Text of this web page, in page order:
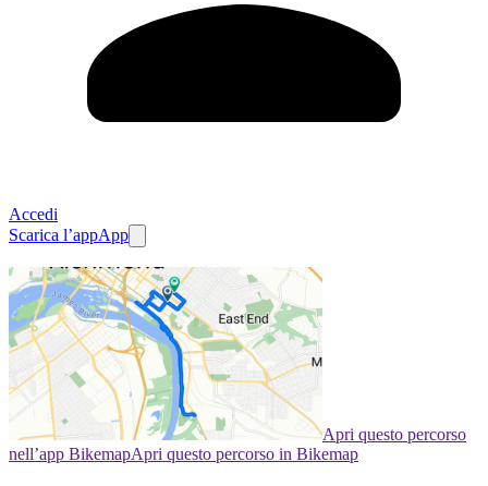
Accedi
Scarica l’appApp
Apri questo percorso
nell’app BikemapApri questo percorso in Bikemap